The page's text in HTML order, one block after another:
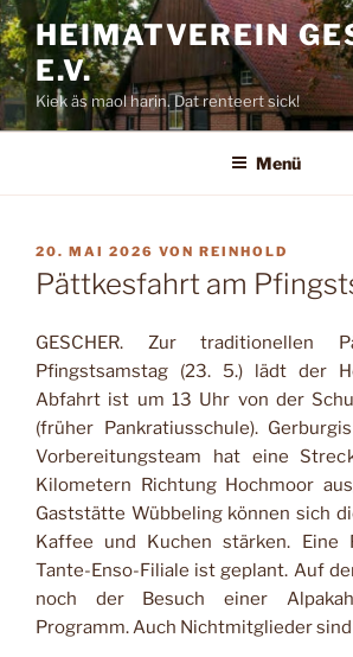
Zum
Inhalt
springen
HEIMATVEREIN
E.V.
Kiek äs maol harin. Dat renteert sick!
Menü
VERÖFFENTLICHT
AM
20. MAI 2026 VON REINHOLD
Pättkesfahrt am
GESCHER. Zur traditionellen
Pfingstsamstag (23. 5.) lädt der
Abfahrt ist um 13 Uhr von der
(früher Pankratiusschule).
Vorbereitungsteam hat eine
Kilometern Richtung Hochmoor
Gaststätte Wübbeling können sich
Kaffee und Kuchen stärken. Eine
Tante-Enso-Filiale ist geplant. Auf
noch der Besuch einer
Programm. Auch Nichtmitglieder